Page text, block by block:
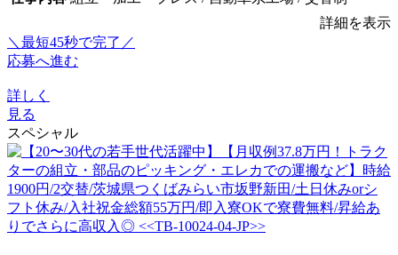
詳細を表示
＼最短45秒で完了／
応募へ進む
詳しく
見る
スペシャル